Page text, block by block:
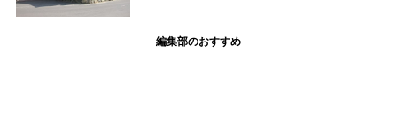
編集部のおすすめ